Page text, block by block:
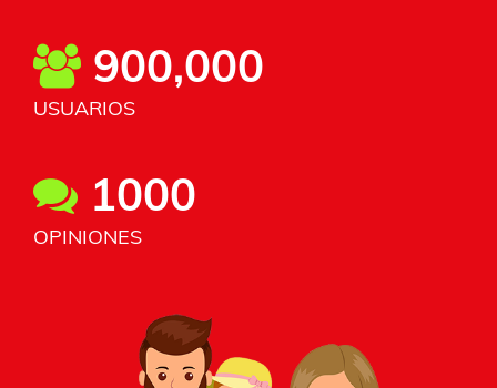
900,000
USUARIOS
1000
OPINIONES